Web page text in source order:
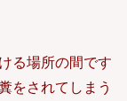
る場所の間です
をされてしまう